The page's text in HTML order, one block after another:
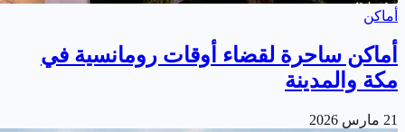
أماكن
أماكن ساحرة لقضاء أوقات رومانسية في
مكة والمدينة
21 مارس 2026